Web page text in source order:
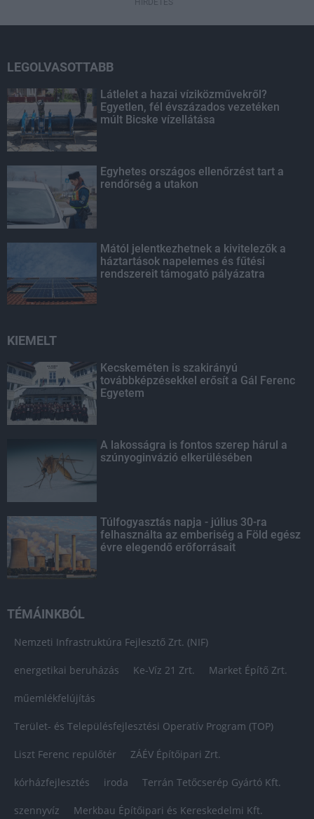
HIRDETÉS
LEGOLVASOTTABB
Látlelet a hazai víziközművekről?
Egyetlen, fél évszázados vezetéken
múlt Bicske vízellátása
Egyhetes országos ellenőrzést tart a
rendőrség a utakon
Mától jelentkezhetnek a kivitelezők a
háztartások napelemes és fűtési
rendszereit támogató pályázatra
KIEMELT
Kecskeméten is szakirányú
továbbképzésekkel erősít a Gál Ferenc
Egyetem
A lakosságra is fontos szerep hárul a
szúnyoginvázió elkerülésében
Túlfogyasztás napja - július 30-ra
felhasználta az emberiség a Föld egész
évre elegendő erőforrásait
TÉMÁINKBÓL
Nemzeti Infrastruktúra Fejlesztő Zrt. (NIF)
energetikai beruházás Ke-Víz 21 Zrt. Market Építő Zrt.
műemlékfelújítás
Terület- és Településfejlesztési Operatív Program (TOP)
Liszt Ferenc repülőtér ZÁÉV Építőipari Zrt.
kórházfejlesztés iroda Terrán Tetőcserép Gyártó Kft.
szennyvíz Merkbau Építőipari és Kereskedelmi Kft.